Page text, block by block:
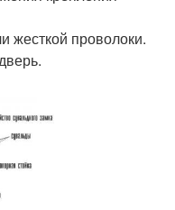
жесткой проволоки.